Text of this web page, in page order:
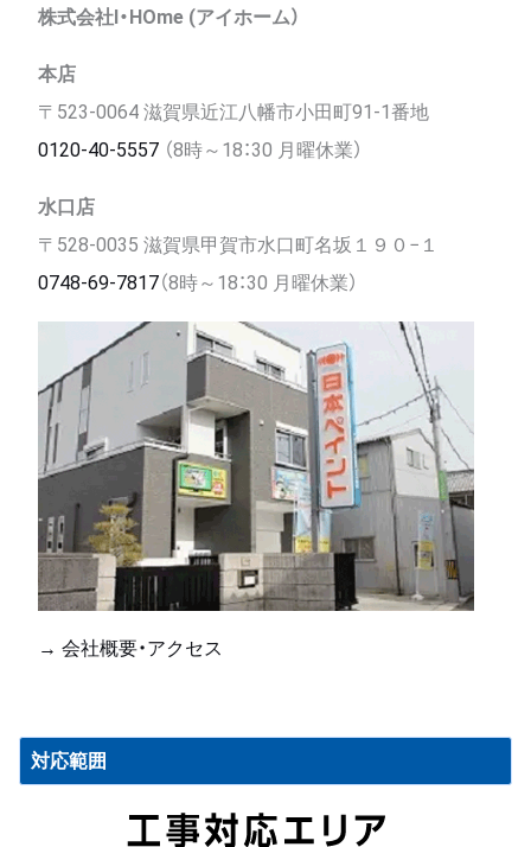
株式会社I・HOme (アイホーム）
本店
〒523-0064 滋賀県近江八幡市小田町91-1番地
0120-40-5557（8時～18：30 月曜休業）
水口店
〒528-0035 滋賀県甲賀市水口町名坂１９０−１
0748-69-7817（8時～18：30 月曜休業）
→ 会社概要・アクセス
対応範囲